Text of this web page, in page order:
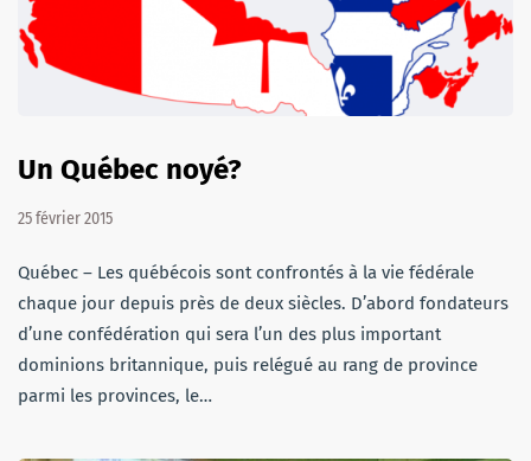
Un Québec noyé?
25 février 2015
Québec – Les québécois sont confrontés à la vie fédérale
chaque jour depuis près de deux siècles. D’abord fondateurs
d’une confédération qui sera l’un des plus important
dominions britannique, puis relégué au rang de province
parmi les provinces, le…